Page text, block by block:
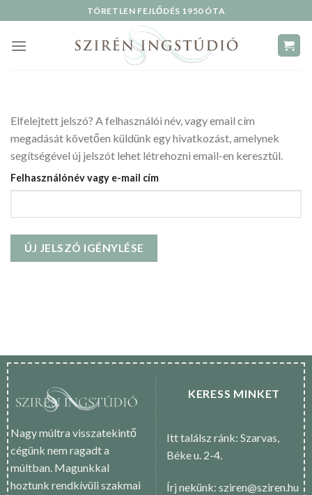
to
content
TÖRETLEN FEJLŐDÉS 1950 ÓTA
Elfelejtett jelszó? A felhasználói név, vagy email cím
megadását követően küldünk egy hivatkozást, amelynek
segítségével új jelszót lehet létrehozni email-en keresztül.
Felhasználónév vagy e-mail cím
ÚJ JELSZÓ IGÉNYLÉSE
Nagy múltra visszatekintő
cégünk nem ragadt a
múltban. Magunkkal
hoztunk rendkívüli szakmai
KERESS MINKET
Itt találsz ránk: Szarvas,
Béke u. 2-4.
Írj nekünk: sziren@sziren.hu